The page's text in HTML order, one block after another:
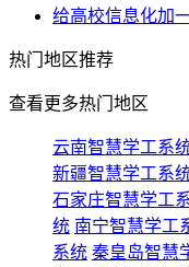
给高校信息化加
热门 地区推荐
查看更多热门地区
云南智慧学工系
新疆智慧学工系
石家庄智慧学工
统 南宁智慧学工
系统 秦皇岛智慧